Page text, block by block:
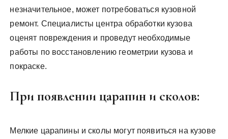
незначительное, может потребоваться кузовной
ремонт. Специалисты центра обработки кузова
оценят повреждения и проведут необходимые
работы по восстановлению геометрии кузова и
покраске.
При появлении царапин и сколов:
Мелкие царапины и сколы могут появиться на кузове